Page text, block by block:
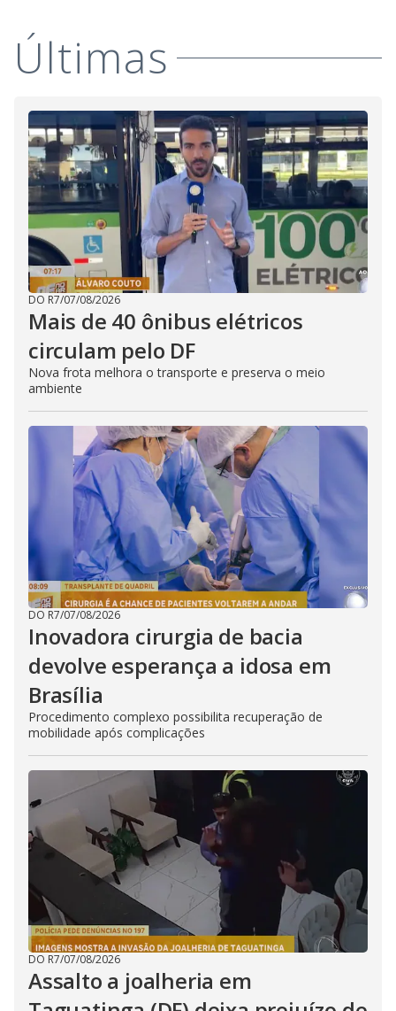
Últimas
DO R7/07/08/2026
Mais de 40 ônibus elétricos
circulam pelo DF
Nova frota melhora o transporte e preserva o meio
ambiente
DO R7/07/08/2026
Inovadora cirurgia de bacia
devolve esperança a idosa em
Brasília
Procedimento complexo possibilita recuperação de
mobilidade após complicações
DO R7/07/08/2026
Assalto a joalheria em